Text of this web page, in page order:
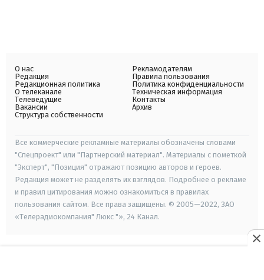
О нас
Редакция
Редакционная политика
О телеканале
Телеведущие
Вакансии
Структура собственности
Рекламодателям
Правила пользования
Политика конфиденциальности
Техническая информация
Контакты
Архив
Все коммерческие рекламные материалы обозначены словами
"Спецпроект" или "Партнерский материал". Материалы с пометкой
"Эксперт", "Позиция" отражают позицию авторов и героев.
Редакция может не разделять их взглядов. Подробнее о рекламе
и правил цитирования можно ознакомиться в правилах
пользования сайтом. Все права защищены. © 2005—2022, ЗАО
«Телерадиокомпания" Люкс "», 24 Канал.